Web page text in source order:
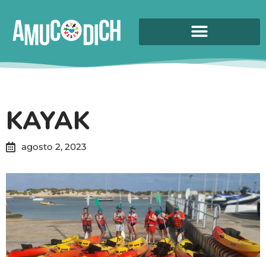
KAYAK
agosto 2, 2023